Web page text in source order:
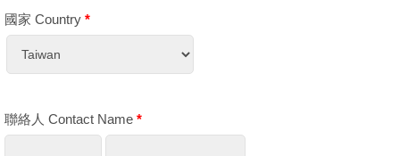
國家 Country *
聯絡人 Contact Name *